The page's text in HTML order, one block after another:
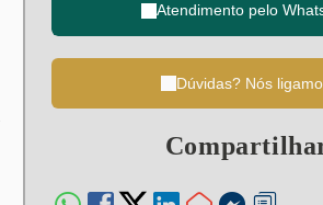
Atendimento pelo
Dúvidas? Nós